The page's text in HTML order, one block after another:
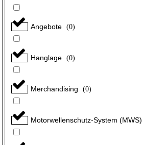
Angebote (0)
Hanglage (0)
Merchandising (0)
Motorwellenschutz-System (MWS)